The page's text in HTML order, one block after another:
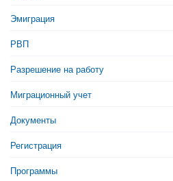
Эмиграция
РВП
Разрешение на работу
Миграционный учет
Документы
Регистрация
Программы